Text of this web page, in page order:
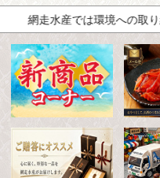
網走水産では環境への取り